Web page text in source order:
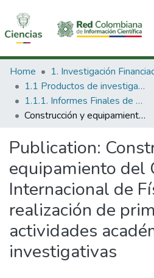
Communities & Collections
All of DSpace
Statistics
Home
1.1 Productos de investigación
1.1.1. Informes Finales de Proyectos de Investigación
Construcción y equipamiento del Centro Internacional de Física y realización de primeras actividades académicas e investigativas
Publication:
equipamiento del
Internacional de
realización de
actividades
investigativas